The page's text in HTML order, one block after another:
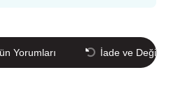
Yorumları İade ve Değişim